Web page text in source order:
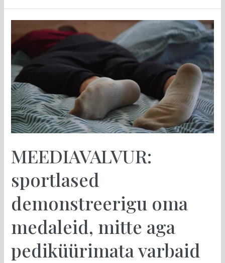
MEEDIAVALVUR:
sportlased
demonstreerigu oma
medaleid, mitte aga
pediküürimata varbaid
MEEDIAVALVUR:
sportlased
demonstreerigu
medaleid,
mitte
aga
pediküürimata
varbaid